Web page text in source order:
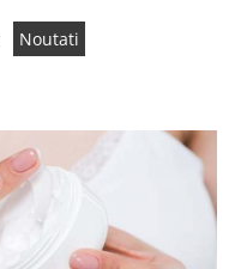
Noutati